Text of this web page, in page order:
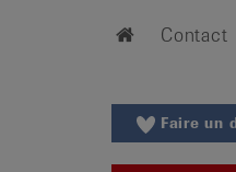
Home
Contact
Faire un